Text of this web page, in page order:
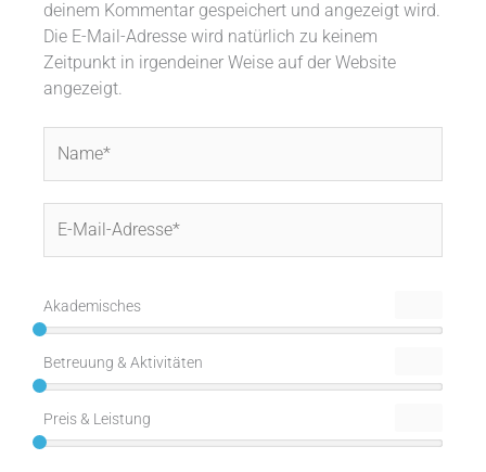
deinem Kommentar gespeichert und angezeigt wird.
Die E-Mail-Adresse wird natürlich zu keinem
Zeitpunkt in irgendeiner Weise auf der Website
angezeigt.
Mail-
Akademisches
Betreuung & Aktivitäten
Preis & Leistung